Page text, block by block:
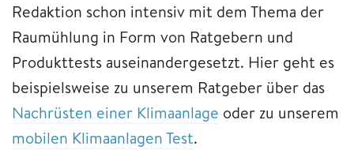
Redaktion schon intensiv mit dem Thema der
Raumühlung in Form von Ratgebern und
Produkttests auseinandergesetzt. Hier geht es
beispielsweise zu unserem Ratgeber über das
Nachrüsten einer Klimaanlage oder zu unserem
mobilen Klimaanlagen Test.